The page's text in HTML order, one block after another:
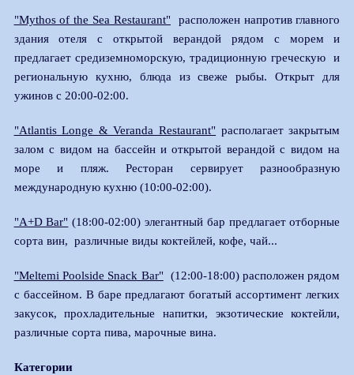
"Mythos of the Sea Restaurant" расположен напротив главного
здания отеля с открытой верандой рядом с морем и
предлагает средиземноморскую, традиционную греческую и
региональную кухню, блюда из свеже рыбы. Открыт для
ужинов с 20:00-02:00.
"Atlantis Longe & Veranda Restaurant" располагает закрытым
залом с видом на бассейн и открытой верандой с видом на
море и пляж. Ресторан сервирует разнообразную
международную кухню (10:00-02:00).
"A+D Bar" (18:00-02:00) элегантный бар предлагает отборные
сорта вин, различные виды коктейлей, кофе, чай...
"Meltemi Poolside Snack Bar"(12:00-18:00) расположен рядом
с бассейном. В баре предлагают богатый ассортимент легких
закусок, прохладительные напитки, экзотические коктейли,
различные сорта пива, марочные вина.
Категории